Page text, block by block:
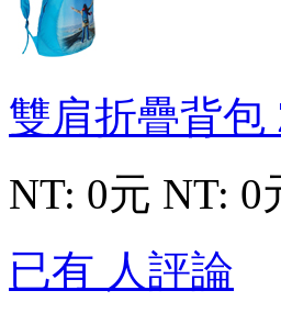
雙肩折疊背包
NT: 0元 NT: 0
已有 人評論